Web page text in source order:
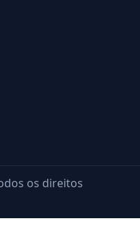
os direitos